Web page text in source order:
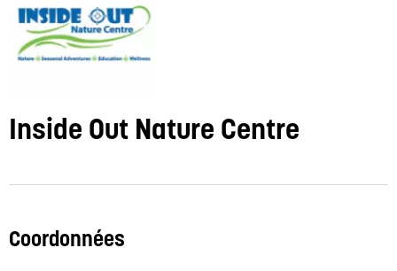
Inside Out Nature Centre
Coordonnées